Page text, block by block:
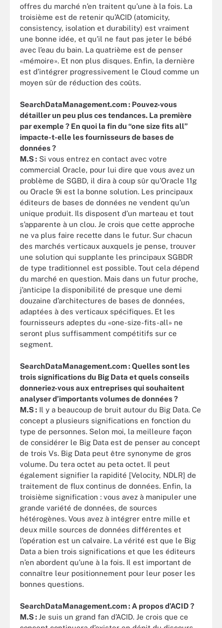
offres du marché n’en traitent qu’une à la fois. La
troisième est de retenir qu’ACID (atomicity,
consistency, isolation et durability) est vraiment
une bonne idée, et qu’il ne faut pas jeter le bébé
avec l’eau du bain. La quatrième est de penser
«mémoire». Et non plus disques. Enfin, la dernière
est d’intégrer progressivement le Cloud comme un
moyen sûr de réduction des coûts.
SearchDataManagement.com : Pouvez-vous
détailler un peu plus ces tendances. La première
par exemple ? En quoi la fin du “one size fits all”
impacte-t-elle les fournisseurs de bases de
données ?
M.S : Si vous entrez en contact avec votre
commercial Oracle, pour lui dire que vous avez un
problème de SGBD, il dira à coup sûr qu’Oracle 11g
ou Oracle 9i est la bonne solution. Les principaux
éditeurs de bases de données ne vendent qu’un
unique produit. Ils disposent d’un marteau et tout
s’apparente à un clou. Je crois que cette approche
ne va plus faire recette dans le futur. Sur chacun
des marchés verticaux auxquels je pense, trouver
une solution qui supplante les principaux SGBDR
de type traditionnel est possible. Tout cela dépend
du marché en question. Mais dans un futur proche,
j’anticipe la disponibilité de presque une demi
douzaine d’architectures de bases de données,
adaptées à des verticaux spécifiques. Et les
fournisseurs adeptes du «one-size-fits-all» ne
seront plus suffisamment compétitifs sur ce
segment.
SearchDataManagement.com : Quelles sont les
trois significations du Big Data et quels conseils
donneriez-vous aux entreprises qui souhaitent
analyser d’importants volumes de données ?
M.S : Il y a beaucoup de bruit autour du Big Data. Ce
concept a plusieurs significations en fonction du
type de personnes. Selon moi, la meilleure façon
de considérer le Big Data est de penser au concept
de trois Vs. Big Data peut être synonyme de gros
volume. Du tera octet au peta octet. Il peut
également signifier la rapidité [Velocity, NDLR] de
traitement de flux continus de données. Enfin, la
troisième signification : vous avez à manipuler une
grande variété de données, de sources
hétérogènes. Vous avez à intégrer entre mille et
deux mille sources de données différentes et
l’opération est un calvaire. La vérité est que le Big
Data a bien trois significations et que les éditeurs
n’en abordent qu’une à la fois. Il est important de
connaître leur positionnement pour leur poser les
bonnes questions.
SearchDataManagement.com : A propos d’ACID ?
M.S :Je suis un grand fan d’ACID. Je crois que ce